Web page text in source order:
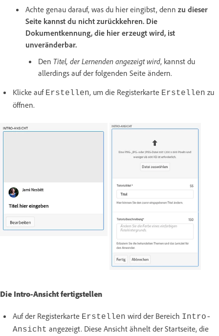
Achte genau darauf, was du hier eingibst, denn zu dieser
Seite kannst du nicht zurückkehren. Die
Dokumentkennung, die hier erzeugt wird, ist
unveränderbar.
Den Titel, der Lernenden angezeigt wird, kannst du
allerdings auf der folgenden Seite ändern.
Klicke auf Erstellen, um die Registerkarte Erstellen zu
öffnen.
Die Intro-Ansicht fertigstellen
Auf der Registerkarte Erstellen wird der Bereich Intro-
Ansicht angezeigt. Diese Ansicht ähnelt der Startseite, die